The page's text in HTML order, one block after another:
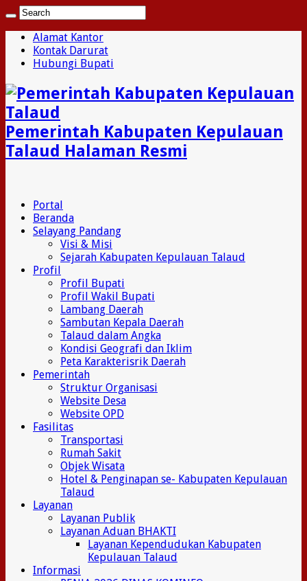
Alamat Kantor
Kontak Darurat
Hubungi Bupati
Pemerintah Kabupaten Kepulauan
Talaud Halaman Resmi
Portal
Beranda
Selayang Pandang
Visi & Misi
Sejarah Kabupaten Kepulauan Talaud
Profil
Profil Bupati
Profil Wakil Bupati
Lambang Daerah
Sambutan Kepala Daerah
Talaud dalam Angka
Kondisi Geografi dan Iklim
Peta Karakterisrik Daerah
Pemerintah
Struktur Organisasi
Website Desa
Website OPD
Fasilitas
Transportasi
Rumah Sakit
Objek Wisata
Hotel & Penginapan se- Kabupaten Kepulauan
Talaud
Layanan
Layanan Publik
Layanan Aduan BHAKTI
Layanan Kependudukan Kabupaten
Kepulauan Talaud
Informasi